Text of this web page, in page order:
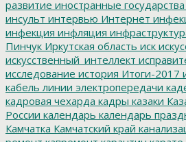
развитие иностранные государства
инсульт интервью Интернет
инфекция инфляция
Пинчук Иркутская область иск
искусственный_интеллект
исследование история Итоги-2017
кабель линии электропередачи
кадровая чехарда кадры казаки
России календарь календарь
Камчатка Камчатский край